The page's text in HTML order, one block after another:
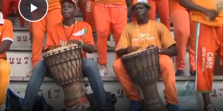
Play
Video